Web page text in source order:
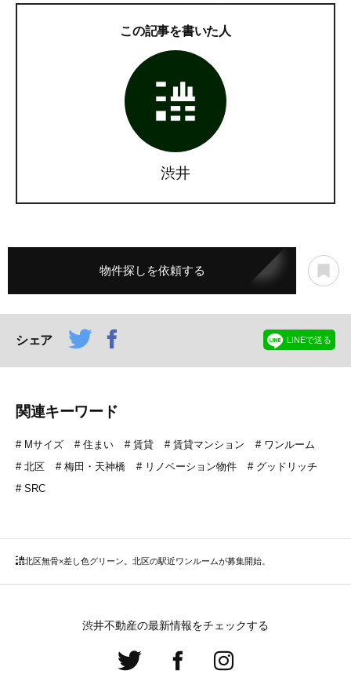
この記事を書いた人
渋井
物件探しを依頼する
シェア LINEで送る
関連キーワード
Mサイズ 住まい 賃貸 賃貸マンション
ワンルーム
北区
梅田・天神橋 リノベーション物件
グッドリッチ
SRC
無骨×差し色グリーン。北区の駅近ワンルームが募集開始。
北区
渋井不動産の最新情報をチェックする